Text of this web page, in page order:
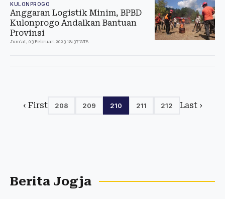
KULONPROGO
Anggaran Logistik Minim, BPBD
Kulonprogo Andalkan Bantuan
Provinsi
Jum'at, 03 Februari 2023 18:37 WIB
‹ First 208 209 210 211 212 Last ›
Berita Jogja